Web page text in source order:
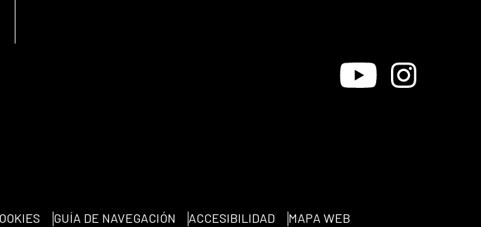
Youtube Instagram
GUÍA DE NAVEGACIÓN ACCESIBILIDAD MAPA WEB